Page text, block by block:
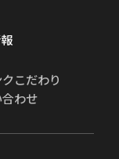
こだわり
わせ